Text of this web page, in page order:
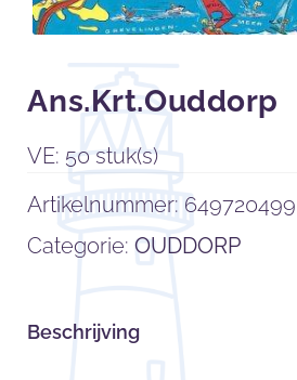
Ans.Krt.Ouddorp
VE: 50 stuk(s)
Artikelnummer: 649720499
Categorie:OUDDORP
Beschrijving